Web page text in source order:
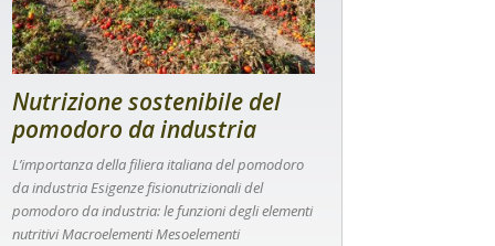
Nutrizione sostenibile del
pomodoro da industria
L’importanza della filiera italiana del pomodoro
da industria Esigenze fisionutrizionali del
pomodoro da industria: le funzioni degli elementi
nutritivi Macroelementi Mesoelementi